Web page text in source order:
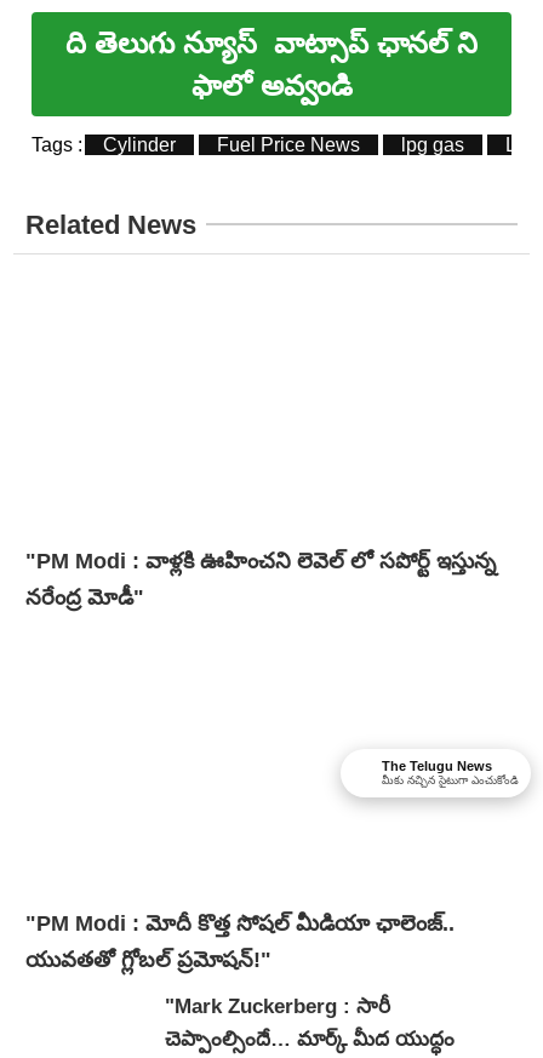
ది తెలుగు న్యూస్ వాట్సాప్ ఛానల్ ని
ఫాలో అవ్వండి
Tags : Cylinder Fuel Price News lpg gas
Related News
"PM Modi : వాళ్లకి ఊహించని లెవెల్ లో సపోర్ట్ ఇస్తున్న
నరేంద్ర మోడీ"
"PM Modi : మోదీ కొత్త సోషల్ మీడియా ఛాలెంజ్..
యువతతో గ్లోబల్ ప్రమోషన్!"
"Mark Zuckerberg : సారీ
చెప్పాంల్సిందే… మార్క్ మీద యుద్ధం
The Telugu News
మీకు నచ్చిన సైటుగా ఎంచుకోండి